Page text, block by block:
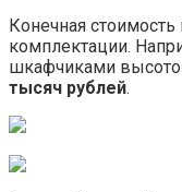
Конечная
комплектации.
шкафчиками
тысяч рублей.